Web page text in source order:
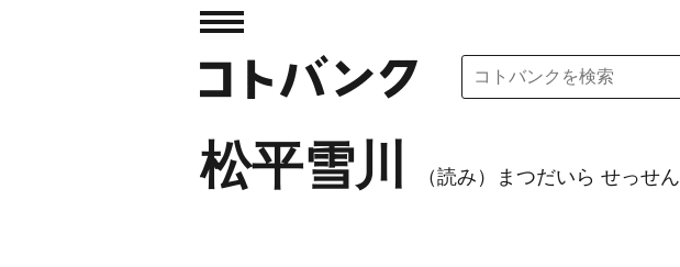
松平雪川 （読み）まつだいら せっせん